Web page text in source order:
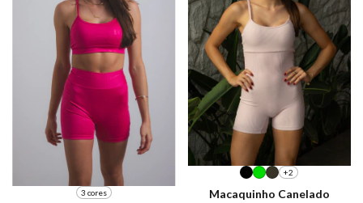
3 cores
+2
Macaquinho Canelado